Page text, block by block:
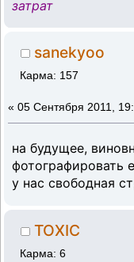
затрат
sanekyoo
Карма: 157
« 05 Сентября 2011,
на будущее,
фотографировать
у нас свободная
TOXIC
Карма: 6